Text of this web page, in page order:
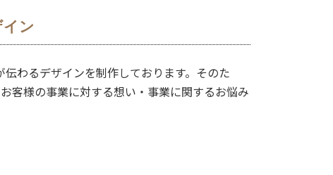
ン
わるデザインを制作しております。そのた
客様の事業に対する想い・事業に関するお悩み